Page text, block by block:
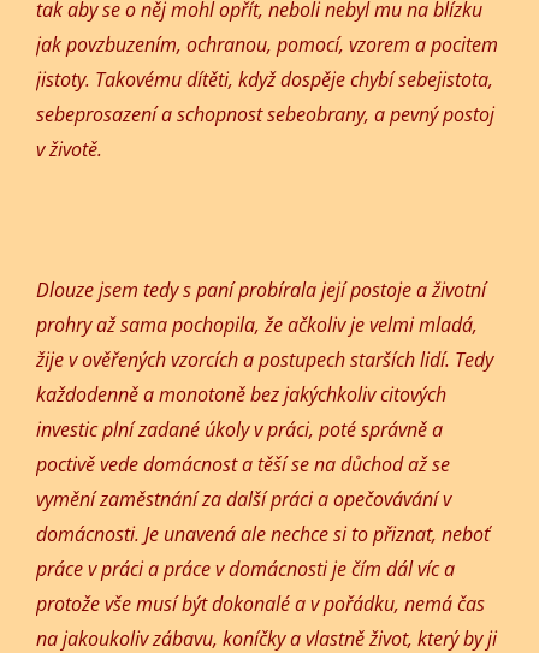
tak aby se o něj mohl opřít, neboli nebyl mu na blízku
jak povzbuzením, ochranou, pomocí, vzorem a pocitem
jistoty. Takovému dítěti, když dospěje chybí sebejistota,
sebeprosazení a schopnost sebeobrany, a pevný postoj
v životě.
Dlouze jsem tedy s paní probírala její postoje a životní
prohry až sama pochopila, že ačkoliv je velmi mladá,
žije v ověřených vzorcích a postupech starších lidí. Tedy
každodenně a monotoně bez jakýchkoliv citových
investic plní zadané úkoly v práci, poté správně a
poctivě vede domácnost a těší se na důchod až se
vymění zaměstnání za další práci a opečovávání v
domácnosti. Je unavená ale nechce si to přiznat, neboť
práce v práci a práce v domácnosti je čím dál víc a
protože vše musí být dokonalé a v pořádku, nemá čas
na jakoukoliv zábavu, koníčky a vlastně život, který by ji